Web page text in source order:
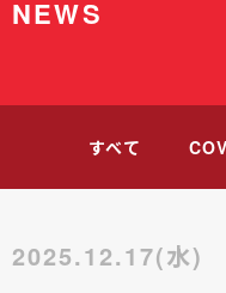
NEWS
すべて
2025.12.17(水)